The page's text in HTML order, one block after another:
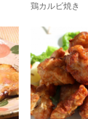
鶏カルビ焼き